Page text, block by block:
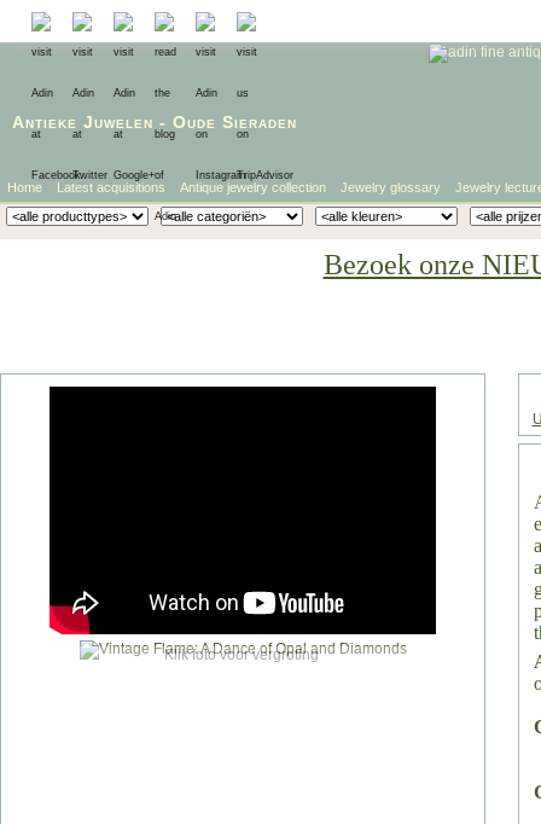
Antieke Juwelen - Oude Sieraden
Home Latest acquisitions Antique jewelry collection Jewelry glossary Jewelry
Bezoek onze
Klik foto voor vergroting